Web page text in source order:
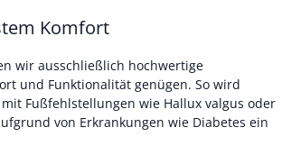
Komfort
wir ausschließlich hochwertige
und Funktionalität genügen. So wird
Fußfehlstellungen wie Hallux valgus oder
von Erkrankungen wie Diabetes ein